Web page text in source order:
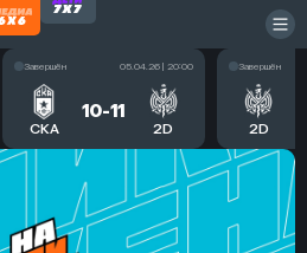
Завершён 05.04.26 | 20:00
СКА 2D
10-11
Завершён
2D